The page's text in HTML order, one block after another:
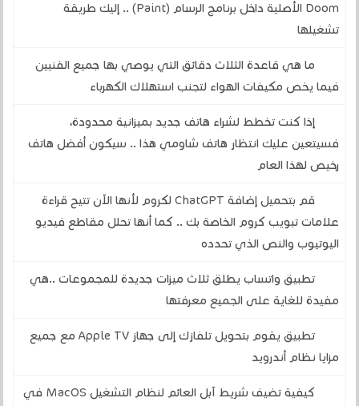
Doom الأصلية داخل برنامج الرسام (Paint) .. إليك طريقة
تشغيلها
ما هي قاعدة الثلاث دقائق التي يوصي بها جميع الفنيين
فيما يخص مكيفات الهواء لتجنب استهلاك الكهرباء
إذا كنت تخطط لشراء هاتف جديد بميزانية محدودة،
فسيتعين عليك انتظار هاتف شاومي هذا .. سيكون أفضل هاتف
رخيص لهذا العام
قم بتحميل إضافة ChatGPT لكروم لأنها الآن تتيح قراءة
علامات تبويب كروم الخاصة بك .. كما أنها تحلل مقاطع فيديو
اليوتيوب والنص الذي تحدده
تطبيق واتساب يطلق ثلاث ميزات جديدة للمجموعات ..هي
مفيدة للغاية على الجميع معرفتها
تطبيق يقوم بتحويل تلفازك إلى جهاز Apple TV مع جميع
مزايا نظام أندرويد
كيفية تضيف شريط آبل العائم لنظام التشغيل MacOS في